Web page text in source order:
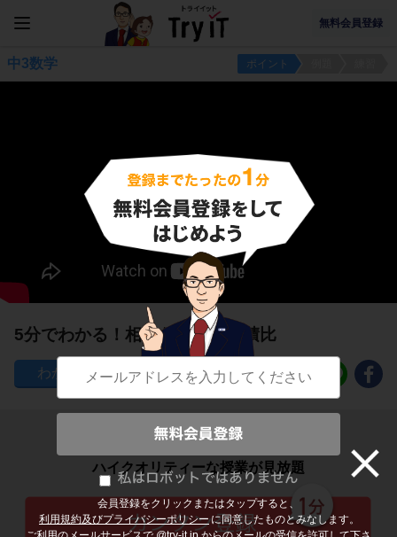
無料会員登録
会員登録をクリックまたはタップすると、
利用規約及びプライバシーポリシー に同意したものとみなします。
中3数学 ポイント
5分でわかる！相似な図形の面積比
346
子どもの勉強から大人の学び直しまで
ハイクオリティーな授業が見放題